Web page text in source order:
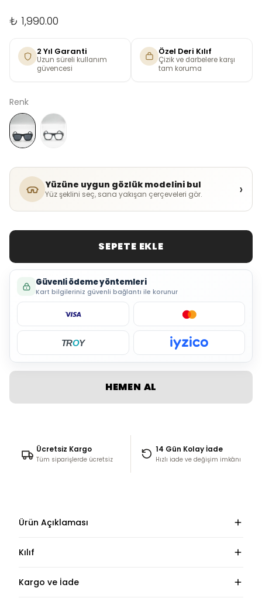
₺ 1,990.00
2 Yıl Garanti
Uzun süreli kullanım
güvencesi
Özel Deri Kılıf
Çizik ve darbelere karşı
tam koruma
Renk
Yüzüne uygun gözlük modelini bul
Yüz şeklini seç, sana yakışan çerçeveleri gör. ›
SEPETE EKLE
Güvenli ödeme yöntemleri
Kart bilgileriniz güvenli bağlantı ile korunur
TROY
HEMEN AL
Ücretsiz Kargo
Tüm siparişlerde ücretsiz
14 Gün Kolay İade
Hızlı iade ve değişim imkânı
Ürün Açıklaması
Kılıf
Kargo ve İade